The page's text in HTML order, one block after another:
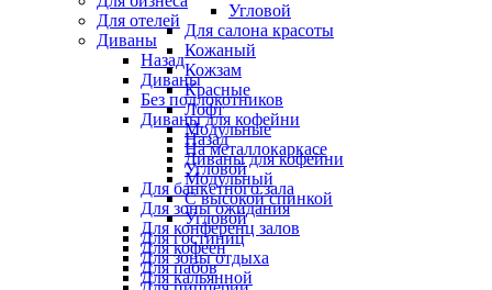
Угловой
Для салона красоты
Кожаный
Кожзам
Красные
Лофт
Модульные
На металлокаркасе
Угловой
Для банкетного зала
Для зоны ожидания
Для конференц залов
Для кофеен
Для пабов
Для отелей
Диваны
Назад
Диваны
Без подлокотников
Диваны для кофейни
Назад
Диваны для кофейни
Модульный
С высокой спинкой
Угловой
Для гостиниц
Для зоны отдыха
Для кальянной